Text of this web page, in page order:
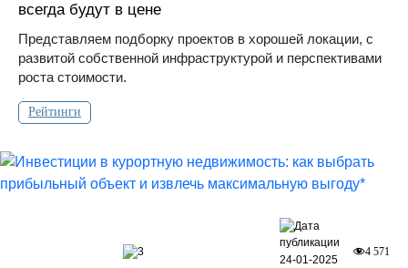
всегда будут в цене
Представляем подборку проектов в хорошей локации, с
развитой собственной инфраструктурой и перспективами
роста стоимости.
Рейтинги
3 4 571
24-01-2025